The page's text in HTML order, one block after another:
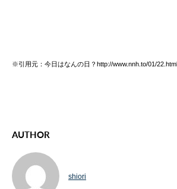
※引用元：今日はなんの日？http://www.nnh.to/01/22.html
AUTHOR
shiori